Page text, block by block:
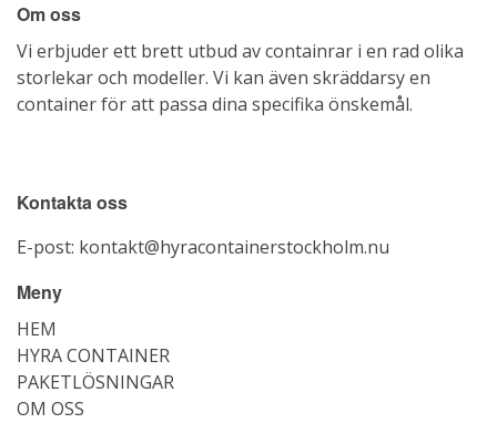
Om oss
Vi erbjuder ett brett utbud av containrar i en rad olika
storlekar och modeller. Vi kan även skräddarsy en
container för att passa dina specifika önskemål.
Kontakta oss
E-post: kontakt@hyracontainerstockholm.nu
Meny
HEM
HYRA CONTAINER
PAKETLÖSNINGAR
OM OSS